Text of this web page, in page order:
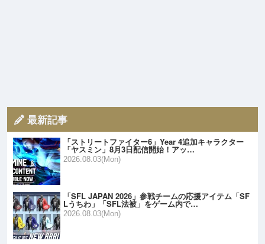
最新記事
「ストリートファイター6」Year 4追加キャラクター
「ヤスミン」8月3日配信開始！アッ…
2026.08.03(Mon)
「SFL JAPAN 2026」参戦チームの応援アイテム「SF
Lうちわ」「SFL法被」をゲーム内で…
2026.08.03(Mon)